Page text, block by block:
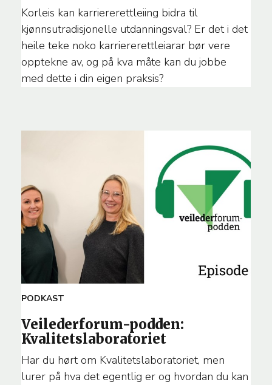
Korleis kan karriererettleiing bidra til
kjønnsutradisjonelle utdanningsval? Er det i det
heile teke noko karriererettleiarar bør vere
opptekne av, og på kva måte kan du jobbe
med dette i din eigen praksis?
ARTICLE
PODKAST
Veilederforum-podden:
Kvalitetslaboratoriet
Har du hørt om Kvalitetslaboratoriet, men
lurer på hva det egentlig er og hvordan du kan